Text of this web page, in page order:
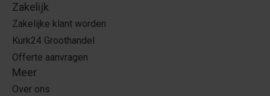
Zakelijk
Zakelijke klant worden
Kurk24 Groothandel
Offerte aanvragen
Meer
Over ons